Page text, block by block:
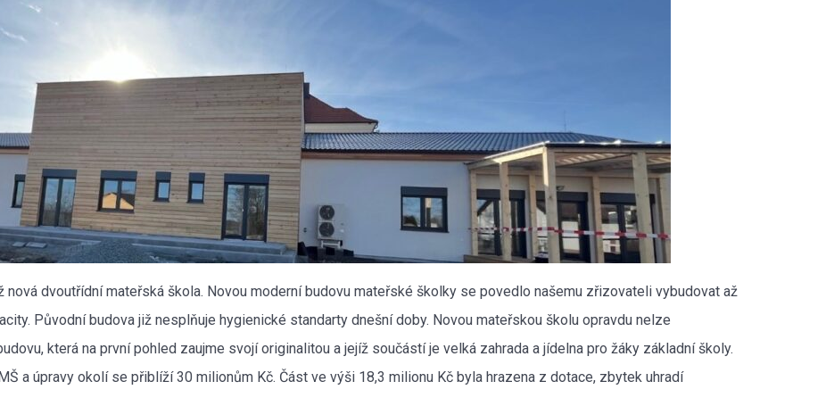
dvoutřídní mateřská škola. Novou moderní budovu mateřské školky se povedlo našemu zřizovateli vybudovat až
Původní budova již nesplňuje hygienické standarty dnešní doby. Novou mateřskou školu opravdu nelze
která na první pohled zaujme svojí originalitou a jejíž součástí je velká zahrada a jídelna pro žáky základní školy.
a úpravy okolí se přiblíží 30 milionům Kč. Část ve výši 18,3 milionu Kč byla hrazena z dotace, zbytek uhradí